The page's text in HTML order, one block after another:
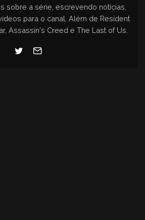
sobre a série, escrevendo notícias,
para o canal. Além de Resident
Assassin's Creed e The Last of Us.